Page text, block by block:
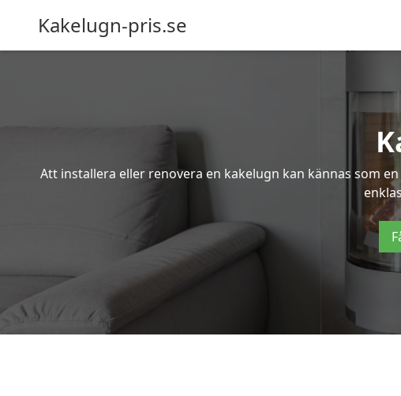
Kakelugn-pris.se
Att installera eller renovera en kakelugn kan kännas som